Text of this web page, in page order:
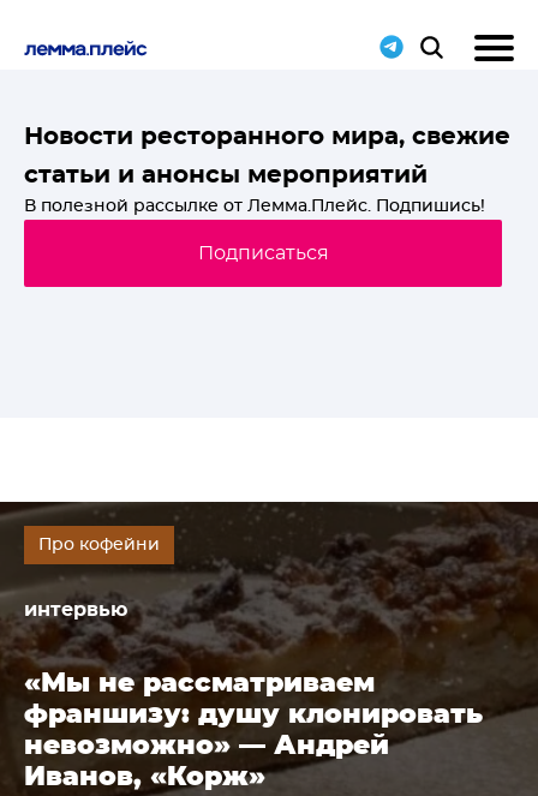
Новости ресторанного мира, свежие
статьи и анонсы мероприятий
В полезной рассылке от Лемма.Плейс. Подпишись!
Подписаться
Про кофейни
интервью
«Мы не рассматриваем
франшизу: душу клонировать
невозможно» — Андрей
Иванов, «Корж»